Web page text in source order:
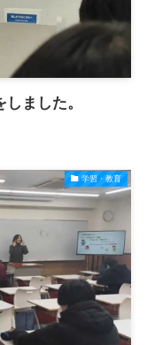
ました。
学習・教育